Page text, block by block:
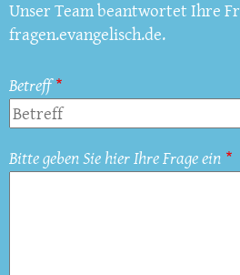
Unser Team beantwortet Ihre
fragen.evangelisch.de.
Betreff
Bitte geben Sie hier Ihre Frage ein